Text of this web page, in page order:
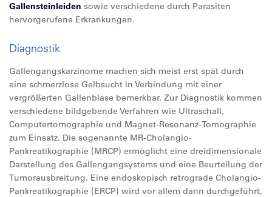
Gallensteinleiden sowie verschiedene durch Parasiten
hervorgerufene Erkrankungen.
Diagnostik
Gallengangskarzinome machen sich meist erst spät durch
eine schmerzlose Gelbsucht in Verbindung mit einer
vergrößerten Gallenblase bemerkbar. Zur Diagnostik kommen
verschiedene bildgebende Verfahren wie Ultraschall,
Computertomographie und Magnet-Resonanz-Tomographie
zum Einsatz. Die sogenannte MR-Cholangio-
Pankreatikographie (MRCP) ermöglicht eine dreidimensionale
Darstellung des Gallengangsystems und eine Beurteilung der
Tumorausbreitung. Eine endoskopisch retrograde Cholangio-
Pankreatikographie (ERCP) wird vor allem dann durchgeführt,